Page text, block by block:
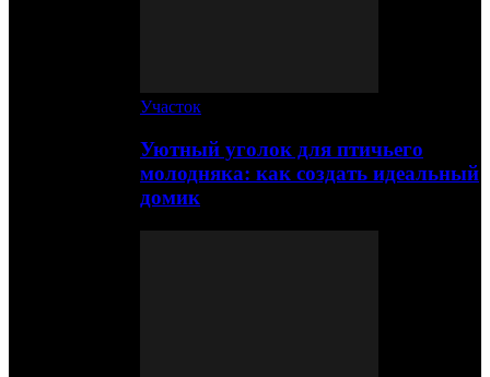
Участок
Уютный уголок для птичьего
молодняка: как создать идеальный
домик